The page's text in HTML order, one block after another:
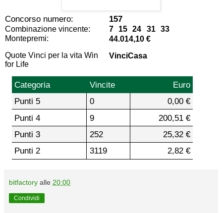
Concorso numero: 157
Combinazione vincente:
7 15 24 31 33
Montepremi:
44.014,10 €
Quote Vinci per la vita Win
for Life
VinciCasa
Categoria Vincite
Euro
Punti 5
0
0,00 €
Punti 4
9
200,51 €
Punti 3
252
25,32 €
Punti 2
3119 2,82 €
bitfactory alle 20:00
Condividi